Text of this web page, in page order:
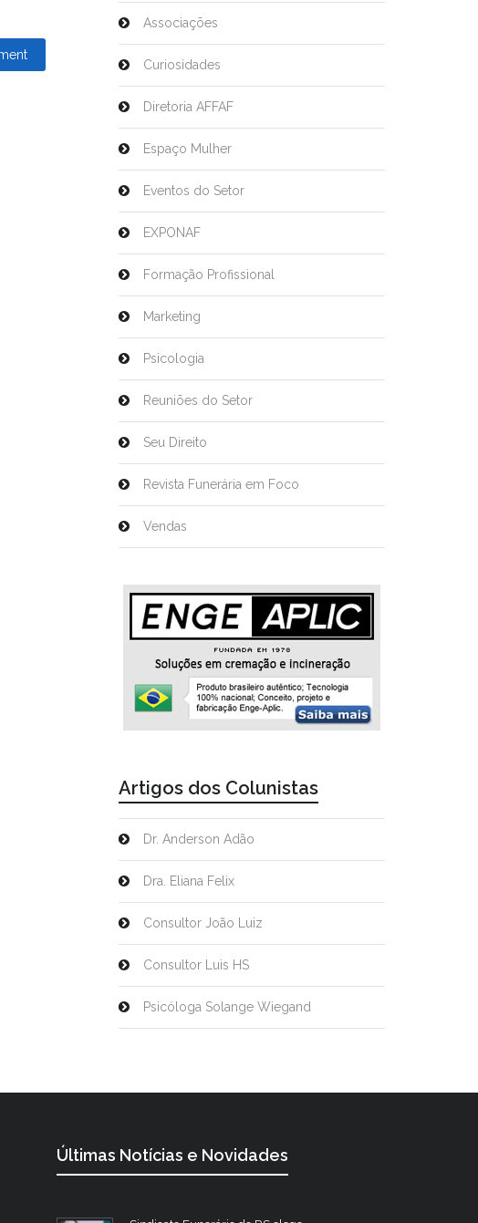
Associações
Curiosidades
Diretoria AFFAF
Espaço Mulher
Eventos do Setor
EXPONAF
Formação Profissional
Marketing
Psicologia
Reuniões do Setor
Seu Direito
Revista Funerária em Foco
Vendas
Artigos dos Colunistas
Dr. Anderson Adão
Dra. Eliana Felix
Consultor João Luiz
Consultor Luis HS
Psicóloga Solange Wiegand
Últimas Notícias e Novidades